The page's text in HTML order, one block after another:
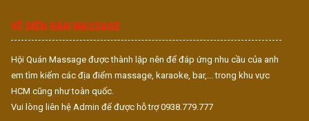
VỀ DIỄN ĐÀN MASSAGE
Hội Quán Massage được thành lập nên để đáp ứng nhu cầu của anh
em tìm kiếm các địa điểm massage, karaoke, bar,... trong khu vực
HCM cũng như toàn quốc.
Vui lòng liên hệ Admin để được hỗ trợ 0938.779.777